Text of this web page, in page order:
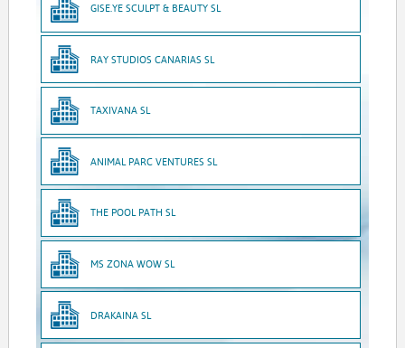
GISE.YE SCULPT & BEAUTY SL
RAY STUDIOS CANARIAS SL
TAXIVANA SL
ANIMAL PARC VENTURES SL
THE POOL PATH SL
MS ZONA WOW SL
DRAKAINA SL